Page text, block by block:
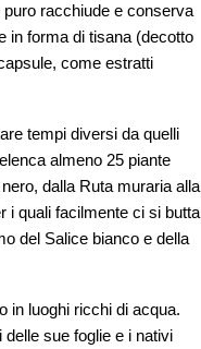
racchiude e conserva
in forma di tisana (decotto
come estratti
tempi diversi da quelli
almeno 25 piante
dalla Ruta muraria alla
i quali facilmente ci si butta
del Salice bianco e della
in luoghi ricchi di acqua.
sue foglie e i nativi